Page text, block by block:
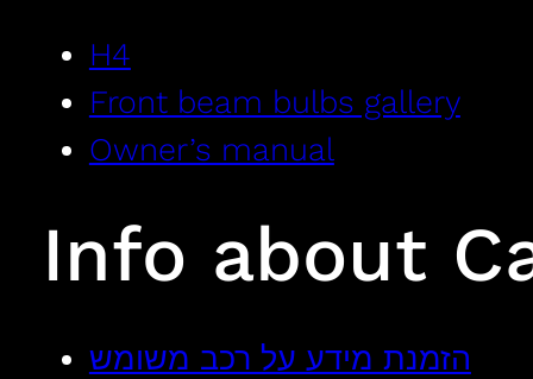
H4
Front beam bulbs gallery
Owner’s manual
Info about
הזמנת מידע על רכב משומש